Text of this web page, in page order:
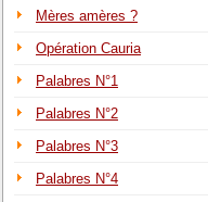
Mères amères ?
Opération Cauria
Palabres N°1
Palabres N°2
Palabres N°3
Palabres N°4